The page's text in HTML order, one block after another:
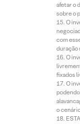
afetar o
sobre o
O
com
duração
O
fixados
O
o